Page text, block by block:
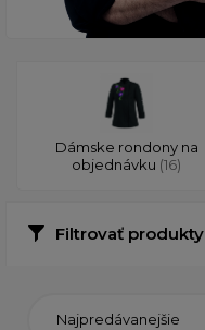
Dámske rondony na
objednávku (16)
Filtrovať produkty
Najpredávanejšie